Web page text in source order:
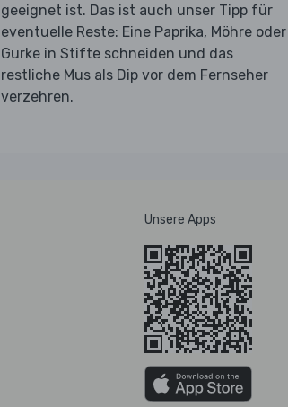
geeignet ist. Das ist auch unser Tipp für
eventuelle Reste: Eine Paprika, Möhre oder
Gurke in Stifte schneiden und das
restliche Mus als Dip vor dem Fernseher
verzehren.
Unsere Apps